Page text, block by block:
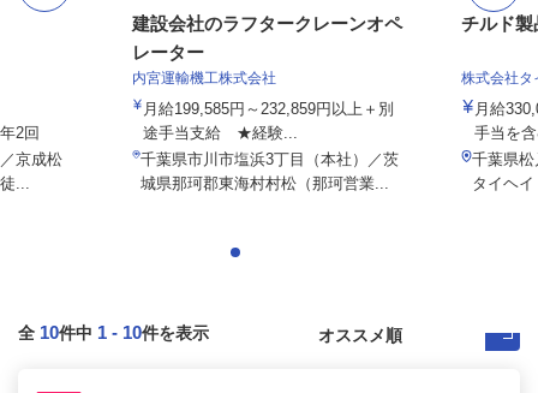
2回
京成松
...
建設会社のラフタークレーンオペ
レーター
内宮運輸機工株式会社
月給199,585円～232,859円以上＋別
途手当支給 ★経験...
千葉県市川市塩浜3丁目（本社）／茨
城県那珂郡東海村村松（那珂営業...
チルド製
株式会社タ
月給
手当を
千葉県
タイヘ
全 10件中 1 - 10件を表示